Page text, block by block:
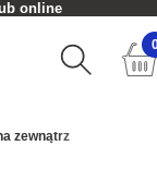
online
zewnątrz